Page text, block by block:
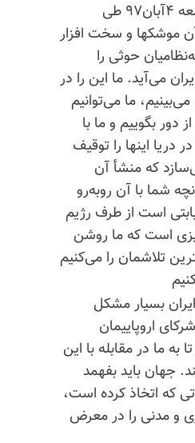
مایک پمپئو روز جمعه ۴آبان۹۷ طی
موشکها و سخت افزار
حوثی را
می‌آید. ما این را در
ما می‌توانیم
دور بگوییم و ما با
دریا اینها را توقیف
که منشأ آن
شما با آن روبه‌رو
است از طرف رژیم
است که ما روشن
تلاشمان را می‌کنیم
بسیار مشکل
اروپاییمان
به ما در مقابله با این
جهان باید بفهمد
که اتخاذ کرده است،
و مدنی را در معرض